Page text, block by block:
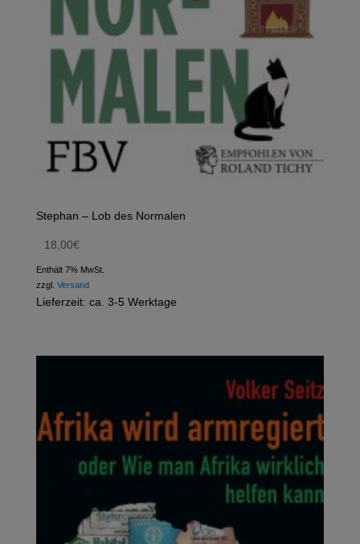
Stephan – Lob des Normalen
18,00€
Enthält 7% MwSt.
zzgl. Versand
Lieferzeit: ca. 3-5 Werktage